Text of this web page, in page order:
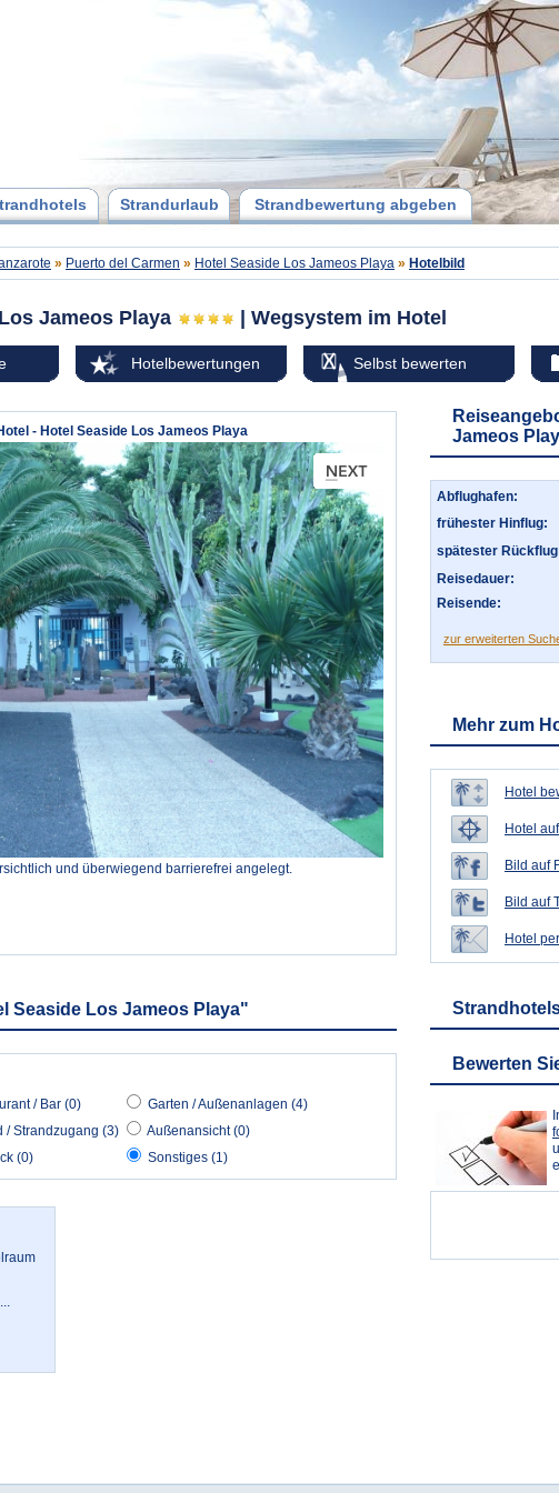
Strandurlaub Strandbewertung abgeben
» Puerto del Carmen » Hotel Seaside Los Jameos Playa » Hotelbild
Jameos Playa | Wegsystem im Hotel
Hotelbewertungen Selbst bewerten
- Hotel Seaside Los Jameos Playa
und überwiegend barrierefrei angelegt.
Seaside Los Jameos Playa"
/ Bar (0)
Garten / Außenanlagen (4)
/ Strandzugang (3)
Außenansicht (0)
(0) Sonstiges (1)
Jameos
Abflughafen:
frühester Hinflug:
spätester
Reisedauer:
Reisende:
zur erweiterten
Mehr zum
Hotel
Hotel
Bild auf
Bild auf
Hotel
Bewerten